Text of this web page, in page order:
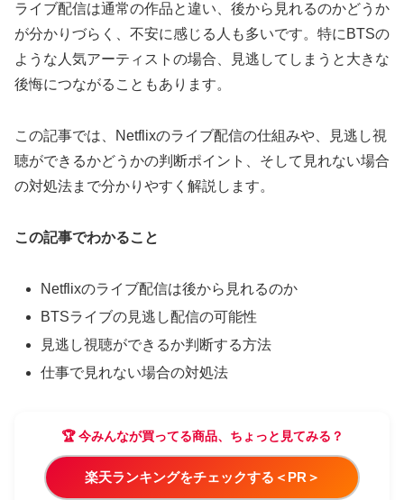
ライブ配信は通常の作品と違い、後から見れるのかどうか
が分かりづらく、不安に感じる人も多いです。特にBTSの
ような人気アーティストの場合、見逃してしまうと大きな
後悔につながることもあります。
この記事では、Netflixのライブ配信の仕組みや、見逃し視
聴ができるかどうかの判断ポイント、そして見れない場合
の対処法まで分かりやすく解説します。
この記事でわかること
Netflixのライブ配信は後から見れるのか
BTSライブの見逃し配信の可能性
見逃し視聴ができるか判断する方法
仕事で見れない場合の対処法
🏆 今みんなが買ってる商品、ちょっと見てみる？
楽天ランキングをチェックする＜PR＞